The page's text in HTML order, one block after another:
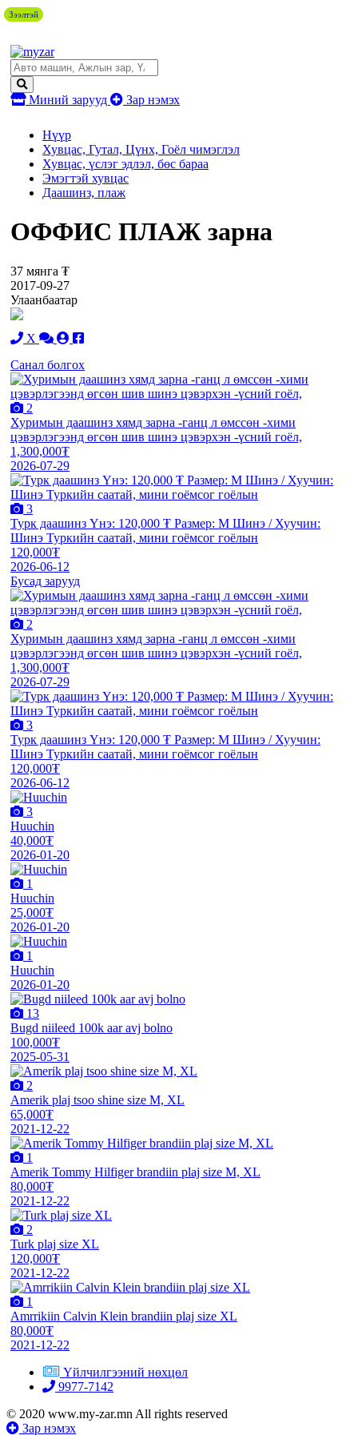
Миний зарууд Зар нэмэх
Нүүр
Хувцас, Гутал, Цүнх, Гоёл чимэглэл
Хувцас, үслэг эдлэл, бөс бараа
Эмэгтэй хувцас
Даашинз, плаж
ОФФИС ПЛАЖ зарна
37 мянга ₮
2017-09-27
Улаанбаатар
X
Санал болгох
Зээлтэй
2
Хуримын даашинз хямд зарна -ганц л өмссөн -хими
цэвэрлэгээнд өгсөн шив шинэ цэвэрхэн -үсний гоёл,
1,300,000₮
2026-07-29
3
Турк даашинз Үнэ: 120,000 ₮ Размер: M Шинэ / Хуучин:
Шинэ Туркийн саатай, мини гоёмсог гоёлын
120,000₮
2026-06-12
Бусад зарууд
Зээлтэй
2
Хуримын даашинз хямд зарна -ганц л өмссөн -хими
цэвэрлэгээнд өгсөн шив шинэ цэвэрхэн -үсний гоёл,
1,300,000₮
2026-07-29
3
Турк даашинз Үнэ: 120,000 ₮ Размер: M Шинэ / Хуучин:
Шинэ Туркийн саатай, мини гоёмсог гоёлын
120,000₮
2026-06-12
3
Huuchin
40,000₮
2026-01-20
1
Huuchin
25,000₮
2026-01-20
1
Huuchin
2026-01-20
13
Bugd niileed 100k aar avj bolno
100,000₮
2025-05-31
2
Amerik plaj tsoo shine size M, XL
65,000₮
2021-12-22
1
Amerik Tommy Hilfiger brandiin plaj size M, XL
80,000₮
2021-12-22
2
Turk plaj size XL
120,000₮
2021-12-22
1
Amrrikiin Calvin Klein brandiin plaj size XL
80,000₮
2021-12-22
Үйлчилгээний нөхцөл
9977-7142
© 2020 www.my-zar.mn All rights reserved
Зар нэмэх